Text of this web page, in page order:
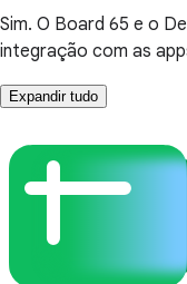
Sim. O Board 65 e o
integração com as
Expandir tudo